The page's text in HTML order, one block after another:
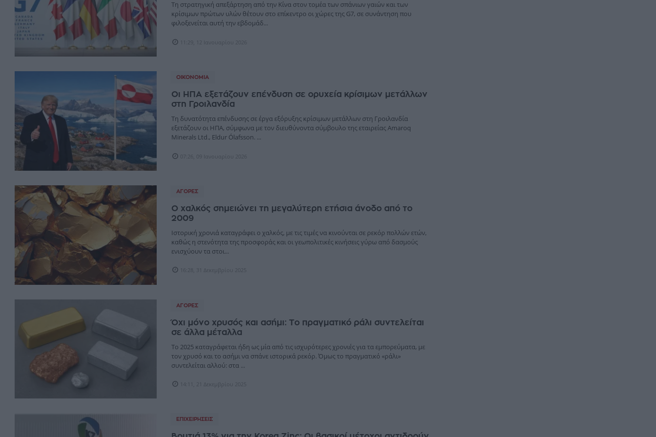
Τη στρατηγική απεξάρτηση από την Κίνα στον τομέα των σπάνιων γαιών και των
κρίσιμων πρώτων υλών θέτουν στο επίκεντρο οι χώρες της G7, σε συνάντηση που
φιλοξενείται αυτή την εβδομάδ...
11:29, 12 Ιανουαρίου 2026
ΟΙΚΟΝΟΜΊΑ
Οι ΗΠΑ εξετάζουν επένδυση σε ορυχεία κρίσιμων μετάλλων
στη Γροιλανδία
Τη δυνατότητα επένδυσης σε έργα εξόρυξης κρίσιμων μετάλλων στη Γροιλανδία
εξετάζουν οι ΗΠΑ, σύμφωνα με τον διευθύνοντα σύμβουλο της εταιρείας Amaroq
Minerals Ltd., Eldur Ólafsson. ...
07:26, 09 Ιανουαρίου 2026
ΑΓΟΡΈΣ
Ο χαλκός σημειώνει τη μεγαλύτερη ετήσια άνοδο από το
2009
Ιστορική χρονιά καταγράφει ο χαλκός, με τις τιμές να κινούνται σε ρεκόρ πολλών ετών,
καθώς η στενότητα της προσφοράς και οι γεωπολιτικές κινήσεις γύρω από δασμούς
ενισχύουν τα στοι...
16:28, 31 Δεκεμβρίου 2025
ΑΓΟΡΈΣ
Όχι μόνο χρυσός και ασήμι: Το πραγματικό ράλι συντελείται
σε άλλα μέταλλα
Το 2025 καταγράφεται ήδη ως μία από τις ισχυρότερες χρονιές για τα εμπορεύματα, με
τον χρυσό και το ασήμι να σπάνε ιστορικά ρεκόρ. Όμως το πραγματικό «ράλι»
συντελείται αλλού: στα ...
14:11, 21 Δεκεμβρίου 2025
ΕΠΙΧΕΙΡΉΣΕΙΣ